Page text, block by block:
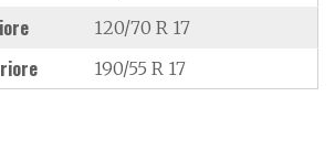
120/70 R 17
190/55 R 17